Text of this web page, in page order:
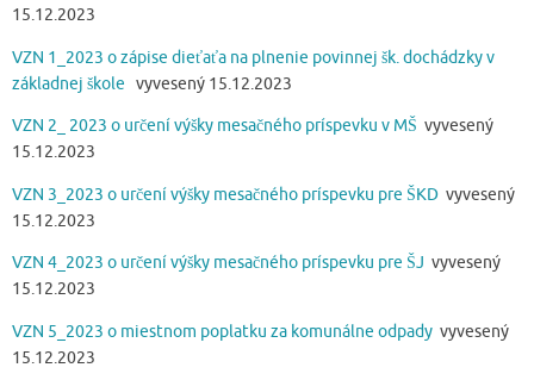
15.12.2023
VZN 1_2023 o zápise dieťaťa na plnenie povinnej šk. dochádzky v
základnej škole vyvesený 15.12.2023
VZN 2_ 2023 o určení výšky mesačného príspevku v MŠ vyvesený
15.12.2023
VZN 3_2023 o určení výšky mesačného príspevku pre ŠKD vyvesený
15.12.2023
VZN 4_2023 o určení výšky mesačného príspevku pre ŠJ vyvesený
15.12.2023
VZN 5_2023 o miestnom poplatku za komunálne odpady vyvesený
15.12.2023